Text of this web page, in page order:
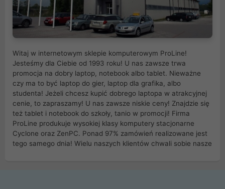
Witaj w internetowym sklepie komputerowym ProLine!
Jesteśmy dla Ciebie od 1993 roku! U nas zawsze trwa
promocja na dobry laptop, notebook albo tablet. Nieważne
czy ma to być laptop do gier, laptop dla grafika, albo
studenta! Jeżeli chcesz kupić dobrego laptopa w atrakcyjnej
cenie, to zapraszamy! U nas zawsze niskie ceny! Znajdzie się
też tablet i notebook do szkoły, tanio w promocji! Firma
ProLine produkuje wysokiej klasy komputery stacjonarne
Cyclone oraz ZenPC. Ponad 97% zamówień realizowane jest
tego samego dnia! Wielu naszych klientów chwali sobie nasze